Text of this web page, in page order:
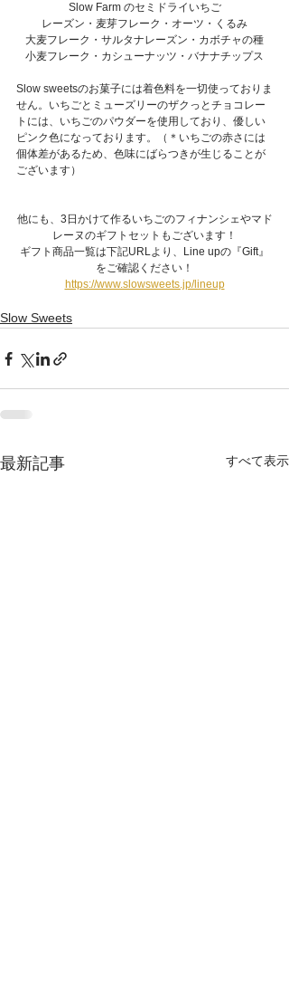
Slow Farm のセミドライいちご
レーズン・麦芽フレーク・オーツ・くるみ
大麦フレーク・サルタナレーズン・カボチャの種
小麦フレーク・カシューナッツ・バナナチップス
Slow sweetsのお菓子には着色料を一切使っておりま
せん。いちごとミューズリーのザクっとチョコレー
トには、いちごのパウダーを使用しており、優しい
ピンク色になっております。（＊いちごの赤さには
個体差があるため、色味にばらつきが生じることが
ございます）
他にも、3日かけて作るいちごのフィナンシェやマド
レーヌのギフトセットもございます！
ギフト商品一覧は下記URLより、Line upの『Gift』
をご確認ください！
https://www.slowsweets.jp/lineup
Slow Sweets
最新記事 すべて表示